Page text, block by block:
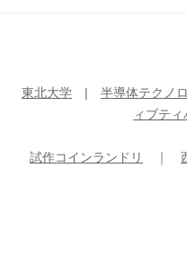
東北大学 半導体テクノ
ィブティ
試作コインランドリ